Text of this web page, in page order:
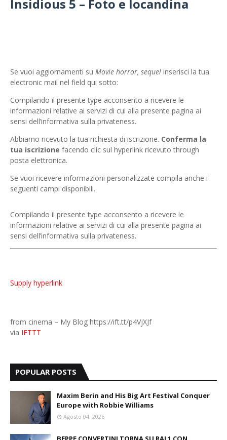
Insidious 5 – Foto e locandina
Se vuoi aggiornamenti su Movie horror, sequel inserisci la tua
electronic mail nel field qui sotto:
Compilando il presente type acconsento a ricevere le
informazioni relative ai servizi di cui alla presente pagina ai
sensi dell’informativa sulla privateness.
Abbiamo ricevuto la tua richiesta di iscrizione. Conferma la
tua iscrizione facendo clic sul hyperlink ricevuto through
posta elettronica.
Se vuoi ricevere informazioni personalizzate compila anche i
seguenti campi disponibili.
Compilando il presente type acconsento a ricevere le
informazioni relative ai servizi di cui alla presente pagina ai
sensi dell’informativa sulla privateness.
Supply hyperlink
from cinema – My Blog https://ift.tt/p4VjXJf
via IFTTT
POPULAR POSTS
Maxim Berin and His Big Art Festival Conquer
Europe with Robbie Williams
Agosto 04, 2026